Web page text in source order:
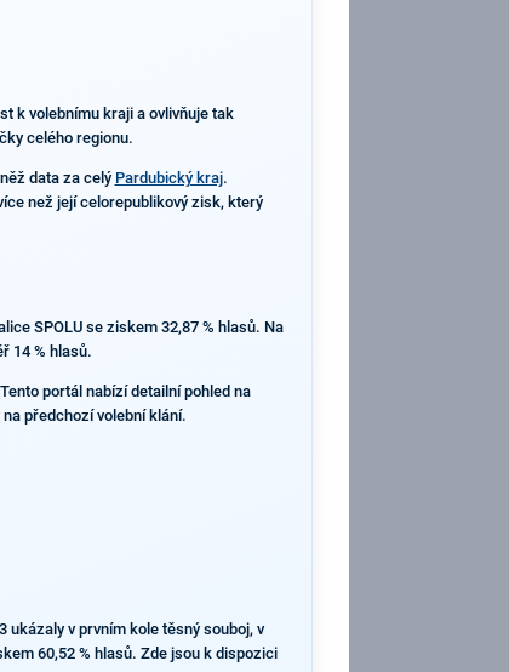
k volebnímu kraji a ovlivňuje tak
celého regionu.
data za celý Pardubický kraj.
než její celorepublikový zisk, který
SPOLU se ziskem 32,87 % hlasů. Na
14 % hlasů.
portál nabízí detailní pohled na
předchozí volební klání.
ukázaly v prvním kole těsný souboj, v
60,52 % hlasů. Zde jsou k dispozici